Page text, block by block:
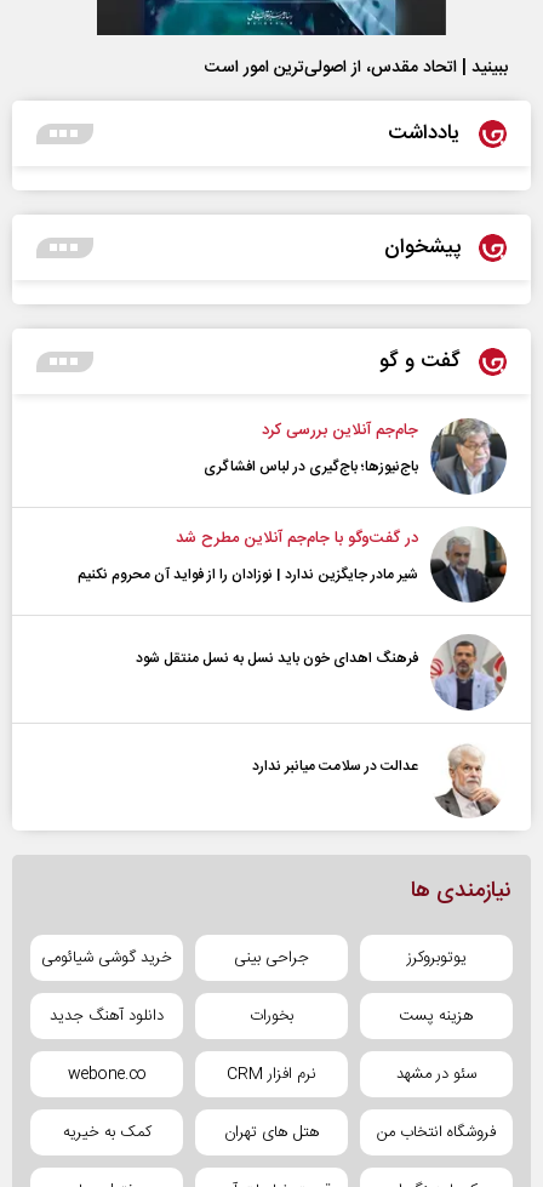
ببینید | اتحاد مقدس، از اصولی‌ترین امور است
یادداشت
پیشخوان
گفت و گو
جام‌جم آنلاین بررسی کرد
باج‌نیوزها؛ باج‌گیری در لباس افشاگری
در گفت‌و‌گو با جام‌جم آنلاین مطرح شد
شیر مادر جایگزین ندارد | نوزادان را از فواید آن محروم نکنیم
فرهنگ اهدای خون باید نسل به نسل منتقل شود
عدالت در سلامت میانبر ندارد
نیازمندی ها
یوتوبروکرز جراحی بینی خرید گوشی شیائومی
هزینه پست بخورات دانلود آهنگ جدید
سئو در مشهد نرم افزار CRM webone.co
فروشگاه انتخاب من هتل های تهران کمک به خیریه